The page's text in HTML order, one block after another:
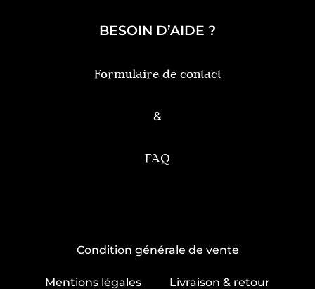
BESOIN D’AIDE ?
Formulaire de contact
&
FAQ
Condition générale de vente
Mentions légales Livraison & retour